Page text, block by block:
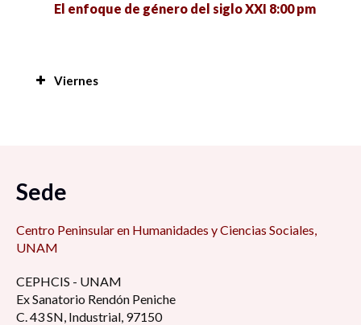
El enfoque de género del siglo XXI 8:00 pm
Viernes
Foro de Modelo de administración estratégica
regreso a las aulas ¿Qué hacer con la
virtualidad? 8:30 am
Sede
Centro Peninsular en Humanidades y Ciencias Sociales,
UNAM
CEPHCIS - UNAM
Ex Sanatorio Rendón Peniche
C. 43 SN, Industrial, 97150